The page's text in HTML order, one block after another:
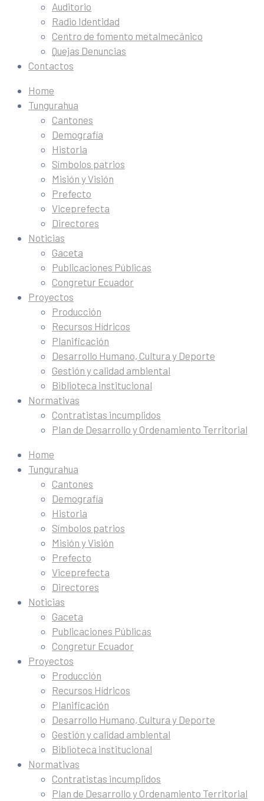
Auditorio
Radio Identidad
Centro de fomento metalmecánico
Quejas Denuncias
Contactos
Home
Tungurahua
Cantones
Demografía
Historia
Símbolos patrios
Misión y Visión
Prefecto
Viceprefecta
Directores
Noticias
Gaceta
Publicaciones Públicas
Congretur Ecuador
Proyectos
Producción
Recursos Hídricos
Planificación
Desarrollo Humano, Cultura y Deporte
Gestión y calidad ambiental
Biblioteca institucional
Normativas
Contratistas incumplidos
Plan de Desarrollo y Ordenamiento Territorial
Home
Tungurahua
Cantones
Demografía
Historia
Símbolos patrios
Misión y Visión
Prefecto
Viceprefecta
Directores
Noticias
Gaceta
Publicaciones Públicas
Congretur Ecuador
Proyectos
Producción
Recursos Hídricos
Planificación
Desarrollo Humano, Cultura y Deporte
Gestión y calidad ambiental
Biblioteca institucional
Normativas
Contratistas incumplidos
Plan de Desarrollo y Ordenamiento Territorial